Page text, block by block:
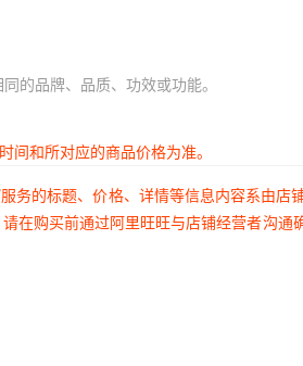
的品牌、品质、功效或功能。
和所对应的商品价格为准。
的标题、价格、详情等信息内容系由店
购买前通过阿里旺旺与店铺经营者沟